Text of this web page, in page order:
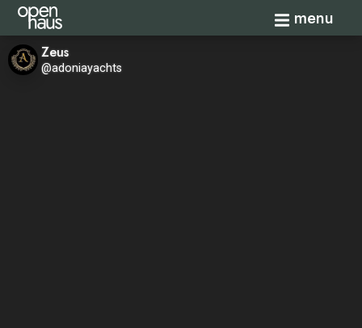
Toggle
menu
Zeus
@adoniayachts